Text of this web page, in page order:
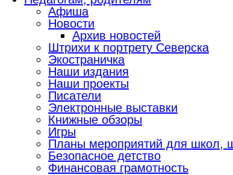
Афиша
Новости
Архив новостей
Штрихи к портрету Северска
Экостраничка
Наши издания
Наши проекты
Писатели
Электронные выставки
Книжные обзоры
Игры
Планы мероприятий для школ,
Безопасное детство
Финансовая грамотность